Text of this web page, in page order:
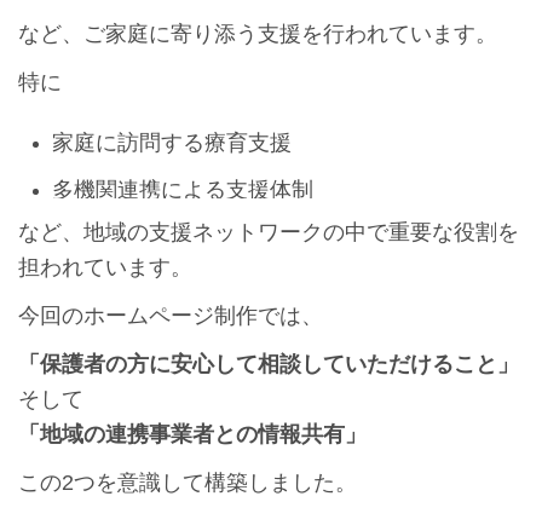
など、ご家庭に寄り添う支援を行われています。
特に
家庭に訪問する療育支援
多機関連携による支援体制
など、地域の支援ネットワークの中で重要な役割を
担われています。
今回のホームページ制作では、
「保護者の方に安心して相談していただけること」
そして
「地域の連携事業者との情報共有」
この2つを意識して構築しました。